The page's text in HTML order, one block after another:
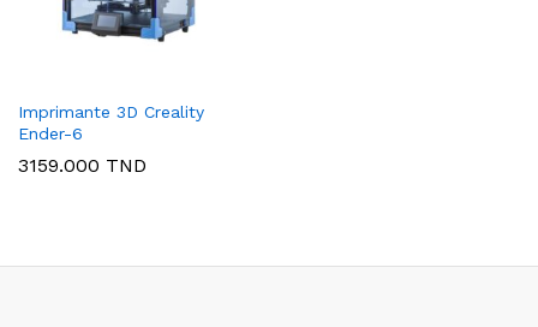
Imprimante 3D Creality
Ender-6
3159.000 TND